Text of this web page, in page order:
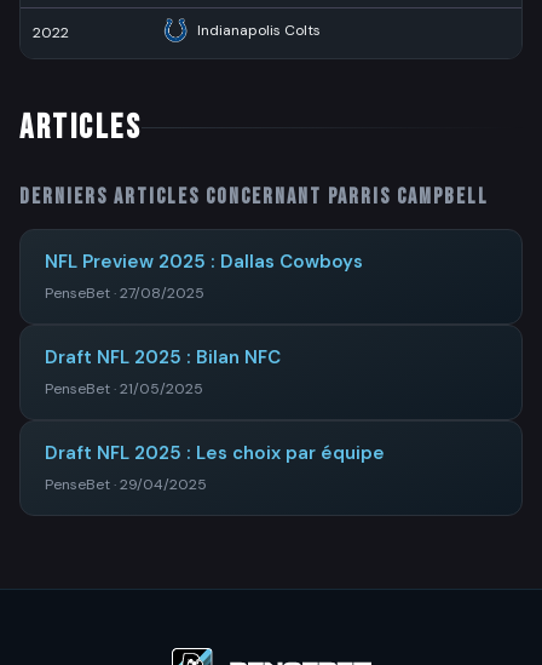
2022 Indianapolis Colts
ARTICLES
Derniers articles concernant Parris Campbell
NFL Preview 2025 : Dallas Cowboys
PenseBet · 27/08/2025
Draft NFL 2025 : Bilan NFC
PenseBet · 21/05/2025
Draft NFL 2025 : Les choix par équipe
PenseBet · 29/04/2025